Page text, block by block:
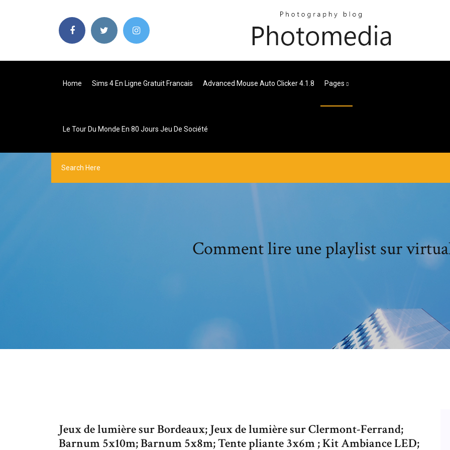
Home Sims 4 En Ligne Gratuit Francais Advanced Mouse Auto Clicker 4.1.8 Pages
Le Tour Du Monde En 80 Jours Jeu De Société
Comment lire une playlist sur
Jeux de lumière sur Bordeaux; Jeux de lumière sur Clermont-Ferrand;
Barnum 5x10m; Barnum 5x8m; Tente pliante 3x6m ; Kit Ambiance LED;